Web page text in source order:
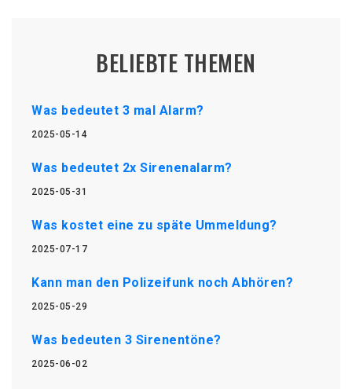
BELIEBTE THEMEN
Was bedeutet 3 mal Alarm?
2025-05-14
Was bedeutet 2x Sirenenalarm?
2025-05-31
Was kostet eine zu späte Ummeldung?
2025-07-17
Kann man den Polizeifunk noch Abhören?
2025-05-29
Was bedeuten 3 Sirenentöne?
2025-06-02